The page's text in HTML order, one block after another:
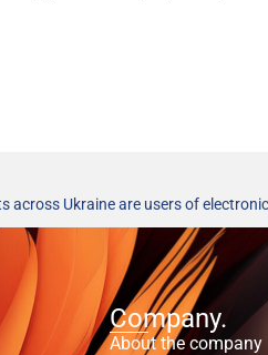
Company.
About the company